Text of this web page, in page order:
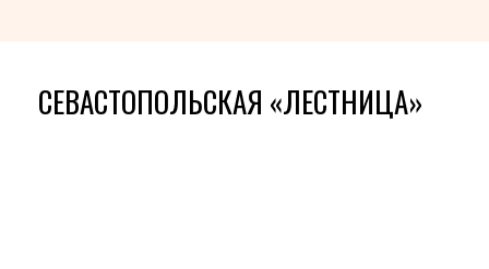
СЕВАСТОПОЛЬСКАЯ «ЛЕСТНИЦА»